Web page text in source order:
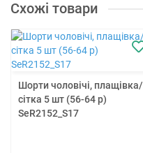
Схожі товари
Шорти чоловічі, плащівка/
сітка 5 шт (56-64 р)
SeR2152_S17